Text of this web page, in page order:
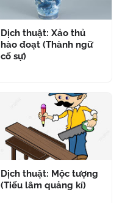
Dịch thuật: Xảo thủ
hào đoạt (Thành ngữ
cố sự)
Dịch thuật: Mộc tượng
(Tiếu lâm quảng kí)